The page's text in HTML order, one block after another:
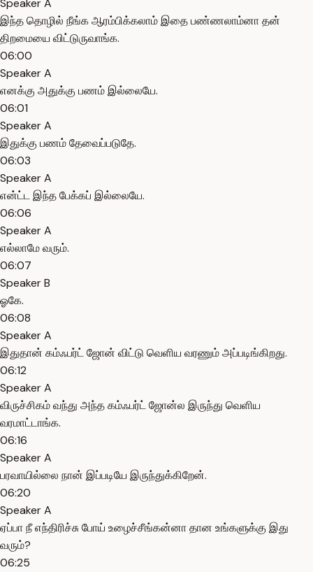
Speaker A
இந்த தொழில் நீங்க ஆரம்பிக்கலாம் இதை பண்ணலாம்னா தன்
திறமையை விட்டுருவாங்க.
06:00
Speaker A
எனக்கு அதுக்கு பணம் இல்லையே.
06:01
Speaker A
இதுக்கு பணம் தேவைப்படுதே.
06:03
Speaker A
என்ட்ட இந்த பேக்கப் இல்லையே.
06:06
Speaker A
எல்லாமே வரும்.
06:07
Speaker B
ஓகே.
06:08
Speaker A
இதுதான் கம்ஃபர்ட் ஜோன் விட்டு வெளிய வரணும் அப்படிங்கிறது.
06:12
Speaker A
விருச்சிகம் வந்து அந்த கம்ஃபர்ட் ஜோன்ல இருந்து வெளிய
வரமாட்டாங்க.
06:16
Speaker A
பரவாயில்லை நான் இப்படியே இருந்துக்கிறேன்.
06:20
Speaker A
ஏப்பா நீ எந்திரிச்சு போய் உழைச்சீங்கன்னா தான உங்களுக்கு இது
வரும்?
06:25